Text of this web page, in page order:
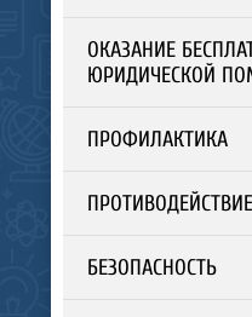
ОКАЗАНИЕ
ЮРИДИЧЕСКОЙ
ПРОФИЛАКТИКА
БЕЗОПАСНОСТЬ